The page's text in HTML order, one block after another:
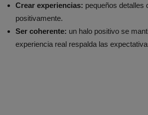
Crear experiencias: pequeños detalles
positivamente.
Ser coherente: un halo positivo se
experiencia real respalda las